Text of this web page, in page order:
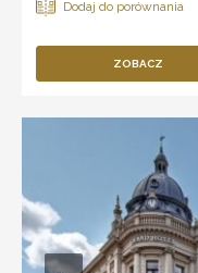
ZOBACZ